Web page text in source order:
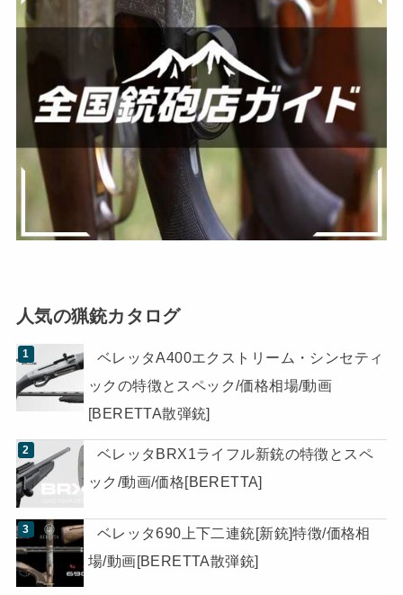
人気の猟銃カタログ
ベレッタA400エクストリーム・シンセティ
ックの特徴とスペック/価格相場/動画
[BERETTA散弾銃]
ベレッタBRX1ライフル新銃の特徴とスペ
ック/動画/価格[BERETTA]
ベレッタ690上下二連銃[新銃]特徴/価格相
場/動画[BERETTA散弾銃]